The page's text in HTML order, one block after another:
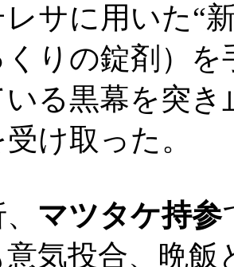
サに用いた“
りの錠剤）
いる黒幕を突
け取った。
マツタケ持参
気投合、晩